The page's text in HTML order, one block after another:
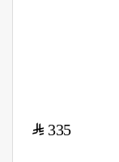
335
$